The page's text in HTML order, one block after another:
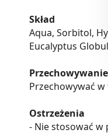
Skład
Aqua, Sorbitol,
Eucalyptus
Przechowywanie
Przechowywać
Ostrzeżenia
- Nie stosować